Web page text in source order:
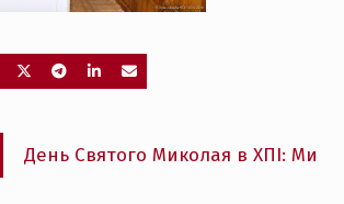
Попередній
запис:
День Святого Миколая в ХПІ: Ми